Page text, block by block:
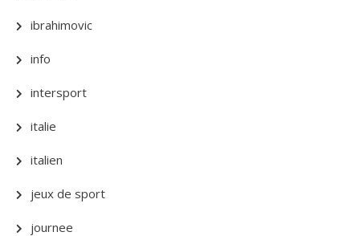
ibrahimovic
info
intersport
italie
italien
jeux de sport
journee